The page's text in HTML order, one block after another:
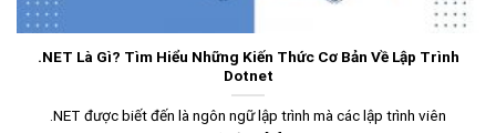
.NET Là Gì? Tìm Hiểu Những Kiến Thức Cơ Bản Về Lập Trình
Dotnet
.NET được biết đến là ngôn ngữ lập trình mà các lập trình viên